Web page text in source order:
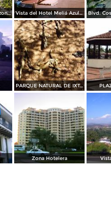
Playa El Palmar, en la zona hotelera de Zihuatanejo. Vista del Hotel Meliá Azul Ixtapa, Gro. 2008
PARQUE NATURAL DE IXTAPA
Zona Hotelera